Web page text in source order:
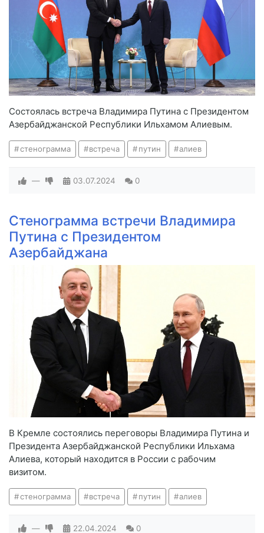
Состоялась встреча Владимира Путина с Президентом
Азербайджанской Республики Ильхамом Алиевым.
стенограмма встреча путин алиев
— 03.07.2024 0
Стенограмма встречи Владимира
Путина с Президентом
Азербайджана
В Кремле состоялись переговоры Владимира Путина и
Президента Азербайджанской Республики Ильхама
Алиева, который находится в России с рабочим
визитом.
стенограмма встреча путин алиев
— 22.04.2024 0